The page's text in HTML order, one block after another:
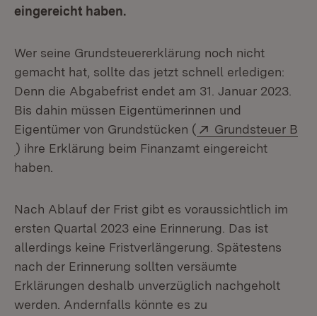
eingereicht haben.
Wer seine Grundsteuererklärung noch nicht
gemacht hat, sollte das jetzt schnell erledigen:
Denn die Abgabefrist endet am 31. Januar 2023.
Bis dahin müssen Eigentümerinnen und
Eigentümer von Grundstücken (
Extern:
Grundsteuer B
(Öffnet in neuem Fenster)
) ihre Erklärung beim Finanzamt eingereicht
haben.
Nach Ablauf der Frist gibt es voraussichtlich im
ersten Quartal 2023 eine Erinnerung. Das ist
allerdings keine Fristverlängerung. Spätestens
nach der Erinnerung sollten versäumte
Erklärungen deshalb unverzüglich nachgeholt
werden. Andernfalls könnte es zu